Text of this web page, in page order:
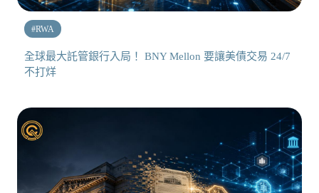
#RWA
全球最大託管銀行入局！ BNY Mellon 要讓美債交易 24/7
不打烊